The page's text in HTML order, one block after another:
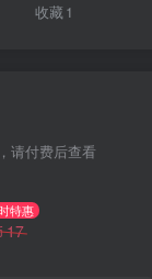
收藏1
请付费后查看
特惠
17